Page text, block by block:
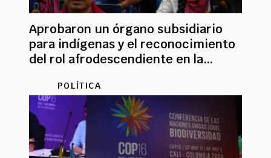
Aprobaron un órgano subsidiario
para indígenas y el reconocimiento
del rol afrodescendiente en la
POLÍTICA